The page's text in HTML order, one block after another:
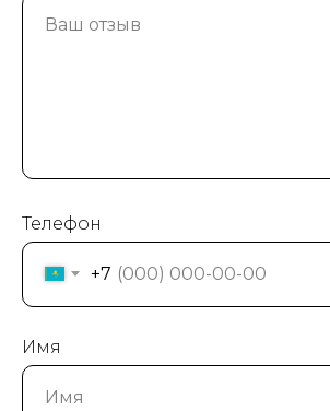
Телефон
+7
Имя